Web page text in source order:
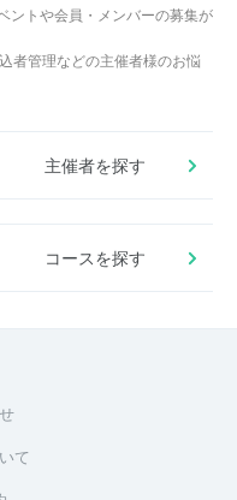
ントや会員・メンバーの募集が
者管理などの主催者様のお悩
主催者を探す
コースを探す
て